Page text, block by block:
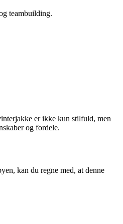
teambuilding.
er ikke kun stilfuld, men
og fordele.
kan du regne med, at denne